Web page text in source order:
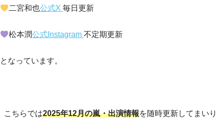
二宮和也公式X毎日更新
松本潤公式Instagram不定期更新
となっています。
こちらでは2025年12月の嵐・出演情報を随時更新してまいり